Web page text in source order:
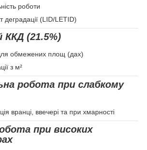
роботи
(LID/LETID)
ККД (21.5%)
обмежених площ (дах)
з м²
робота при слабкому
вранці, ввечері та при хмарності
при високих